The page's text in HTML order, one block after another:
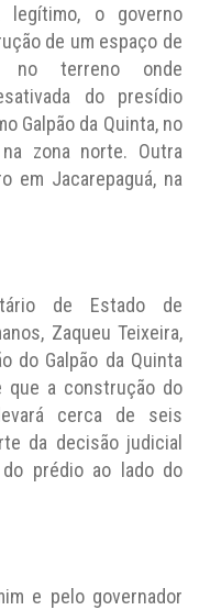
o governo
de um espaço de
no terreno onde
do presídio
Galpão da Quinta, no
zona norte. Outra
em Jacarepaguá, na
de Estado de
Zaqueu Teixeira,
do Galpão da Quinta
que a construção do
cerca de seis
da decisão judicial
prédio ao lado do
e pelo governador